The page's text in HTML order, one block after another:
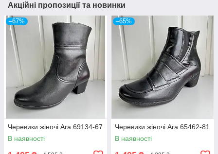
Акційні пропозиції та новинки
–67%
Черевики жіночі Ara 69134-67
В наявності
–65%
Черевики жіночі Ara 65462-81
В наявності